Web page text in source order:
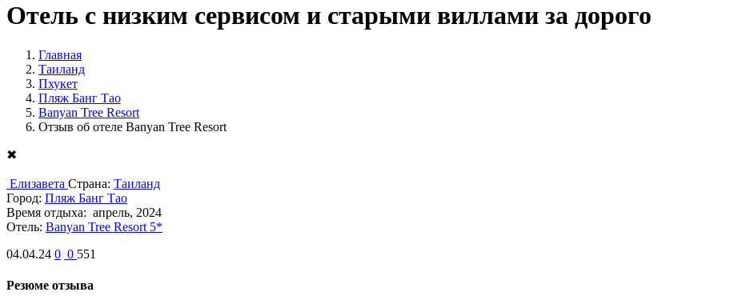
Отель с низким сервисом и старыми виллами за дорого
Главная
Таиланд
Пхукет
Пляж Банг Тао
Banyan Tree Resort
Отзыв об отеле Banyan Tree Resort
✖
Елизавета Страна: Таиланд
Город: Пляж Банг Тао
Время отдыха: апрель, 2024
Отель: Banyan Tree Resort 5*
04.04.24 0 0 551
Резюме отзыва